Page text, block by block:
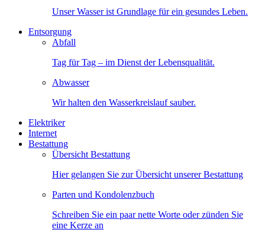
Unser Wasser ist Grundlage für ein gesundes Leben.
Entsorgung
Abfall
Tag für Tag – im Dienst der Lebensqualität.
Abwasser
Wir halten den Wasserkreislauf sauber.
Elektriker
Internet
Bestattung
Übersicht Bestattung
Hier gelangen Sie zur Übersicht unserer Bestattung
Parten und Kondolenzbuch
Schreiben Sie ein paar nette Worte oder zünden Sie
eine Kerze an